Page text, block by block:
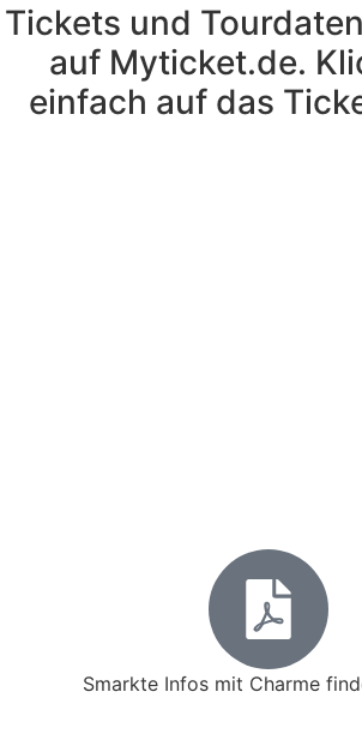
Tickets und
auf Myticket.de.
einfach auf das
Smarkte Infos mit Charme